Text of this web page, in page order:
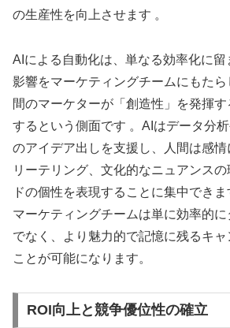
の生産性を向上させます 。
AIによる自動化は、単なる効率化に
影響をマーケティングチームにもたら
間のマーケターが「創造性」を発揮
するという側面です 。AIはデータ分
のアイデア出しを支援し、人間は感
リーテリング、文化的なニュアンス
ドの個性を表現することに集中できま
マーケティングチームは単に効率的
でなく、より魅力的で記憶に残るキ
ことが可能になります。
ROI向上と競争優位性の確立